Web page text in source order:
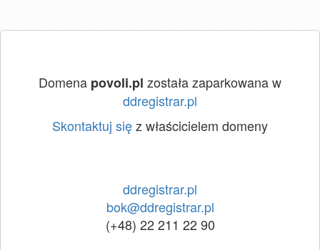
Domena povoli.pl została zaparkowana w
ddregistrar.pl
Skontaktuj sięz właścicielem domeny
ddregistrar.pl
bok@ddregistrar.pl
(+48) 22 211 22 90